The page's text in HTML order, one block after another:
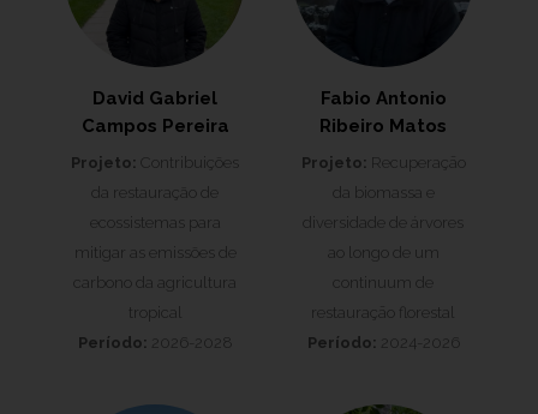
David Gabriel
Campos Pereira
Projeto: Contribuições
da restauração de
ecossistemas para
mitigar as emissões de
carbono da agricultura
tropical
Período: 2026-2028
Fabio Antonio
Ribeiro Matos
Projeto: Recuperaçāo
da biomassa e
diversidade de árvores
ao longo de um
continuum de
restauraçāo florestal
Período: 2024-2026